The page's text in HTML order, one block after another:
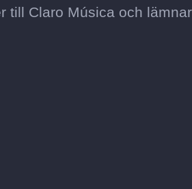
till Claro Música och